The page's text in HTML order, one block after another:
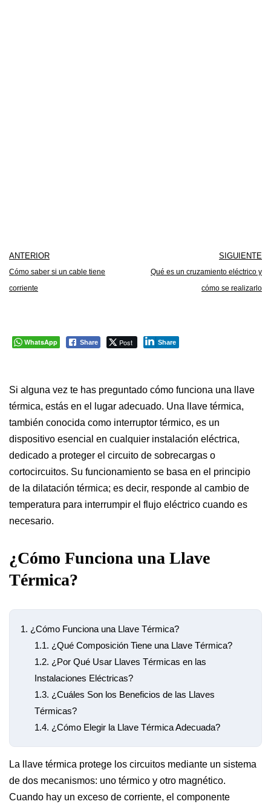
ANTERIOR
Cómo saber si un cable tiene
corriente
SIGUIENTE
Qué es un cruzamiento eléctrico y
cómo se realizarlo
WhatsApp Share Post Share
Si alguna vez te has preguntado cómo funciona una llave
térmica, estás en el lugar adecuado. Una llave térmica,
también conocida como interruptor térmico, es un
dispositivo esencial en cualquier instalación eléctrica,
dedicado a proteger el circuito de sobrecargas o
cortocircuitos. Su funcionamiento se basa en el principio
de la dilatación térmica; es decir, responde al cambio de
temperatura para interrumpir el flujo eléctrico cuando es
necesario.
¿Cómo Funciona una Llave
Térmica?
1. ¿Cómo Funciona una Llave Térmica?
1.1. ¿Qué Composición Tiene una Llave Térmica?
1.2. ¿Por Qué Usar Llaves Térmicas en las
Instalaciones Eléctricas?
1.3. ¿Cuáles Son los Beneficios de las Llaves
Térmicas?
1.4. ¿Cómo Elegir la Llave Térmica Adecuada?
La llave térmica protege los circuitos mediante un sistema
de dos mecanismos: uno térmico y otro magnético.
Cuando hay un exceso de corriente, el componente